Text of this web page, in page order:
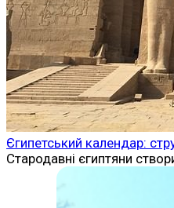
Єгипетський календар:
Стародавні єгиптяни